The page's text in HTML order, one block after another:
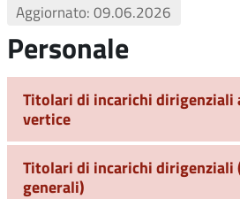
Aggiornato: 09.06.2026
Personale
Titolari di incarichi
vertice
Titolari di incarichi dirigenziali
generali)